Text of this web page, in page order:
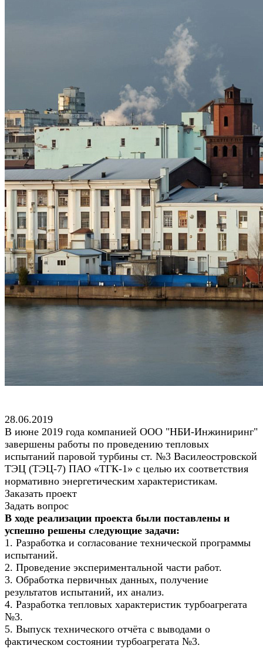
28.06.2019
В июне 2019 года компанией ООО "НБИ-Инжиниринг"
завершены работы по проведению тепловых
испытаний паровой турбины ст. №3 Василеостровской
ТЭЦ (ТЭЦ-7) ПАО «ТГК-1» с целью их соответствия
нормативно энергетическим характеристикам.
Заказать проект
Задать вопрос
В ходе реализации проекта были поставлены и
успешно решены следующие задачи:
1. Разработка и согласование технической программы
испытаний.
2. Проведение экспериментальной части работ.
3. Обработка первичных данных, получение
результатов испытаний, их анализ.
4. Разработка тепловых характеристик турбоагрегата
№3.
5. Выпуск технического отчёта с выводами о
фактическом состоянии турбоагрегата №3.